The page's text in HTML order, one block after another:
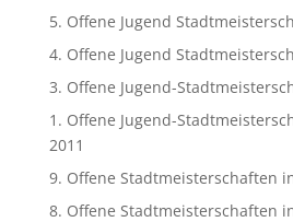
5. Offene Jugend
4. Offene Jugend
3. Offene Jugend-
1. Offene Jugend-
2011
9. Offene Stadtmeisterschaften
8. Offene Stadtmeisterschaften